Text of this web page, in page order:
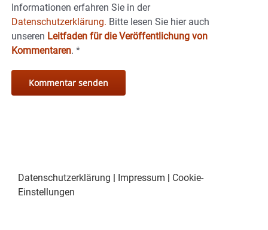
Informationen erfahren Sie in der
Datenschutzerklärung. Bitte lesen Sie hier auch
unseren Leitfaden für die Veröffentlichung von
Kommentaren. *
Datenschutzerklärung Impressum
Cookie-
Einstellungen